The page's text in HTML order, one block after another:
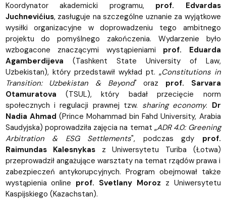
Koordynator akademicki programu, prof. Edvardas
Juchnevićius, zasługuje na szczególne uznanie za wyjątkowe
wysiłki organizacyjne w doprowadzeniu tego ambitnego
projektu do pomyślnego zakończenia. Wydarzenie było
wzbogacone znaczącymi wystąpieniami prof. Eduarda
Agamberdijeva (Tashkent State University of Law,
Uzbekistan), który przedstawił wykład pt. „Constitutions in
Transition: Uzbekistan & Beyond" oraz prof. Sarvara
Otamuratova (TSUL), który badał przecięcie norm
społecznych i regulacji prawnej tzw. sharing economy. Dr
Nadia Ahmad (Prince Mohammad bin Fahd University, Arabia
Saudyjska) poprowadziła zajęcia na temat „ADR 4.0: Greening
Arbitration & ESG Settlements", podczas gdy prof.
Raimundas Kalesnykas z Uniwersytetu Turiba (Łotwa)
przeprowadził angażujące warsztaty na temat rządów prawa i
zabezpieczeń antykorupcyjnych. Program obejmował także
wystąpienia online prof. Svetlany Moroz z Uniwersytetu
Kaspijskiego (Kazachstan).